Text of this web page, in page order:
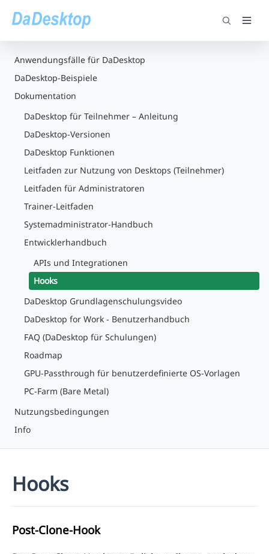
Anwendungsfälle für DaDesktop
DaDesktop-Beispiele
Dokumentation
DaDesktop für Teilnehmer – Anleitung
DaDesktop-Versionen
DaDesktop Funktionen
Leitfaden zur Nutzung von Desktops (Teilnehmer)
Leitfaden für Administratoren
Trainer-Leitfaden
Systemadministrator-Handbuch
Entwicklerhandbuch
APIs und Integrationen
Hooks
DaDesktop Grundlagenschulungsvideo
DaDesktop for Work - Benutzerhandbuch
FAQ (DaDesktop für Schulungen)
Roadmap
GPU-Passthrough für benutzerdefinierte OS-Vorlagen
PC-Farm (Bare Metal)
Nutzungsbedingungen
Info
Hooks
Post-Clone-Hook